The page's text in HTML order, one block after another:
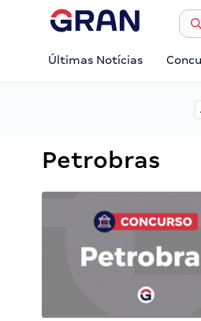
Últimas Notícias
Petrobras